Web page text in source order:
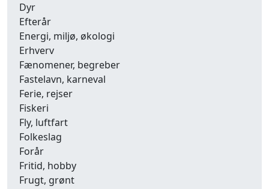
Dyr
Efterår
Energi, miljø, økologi
Erhverv
Fænomener, begreber
Fastelavn, karneval
Ferie, rejser
Fiskeri
Fly, luftfart
Folkeslag
Forår
Fritid, hobby
Frugt, grønt